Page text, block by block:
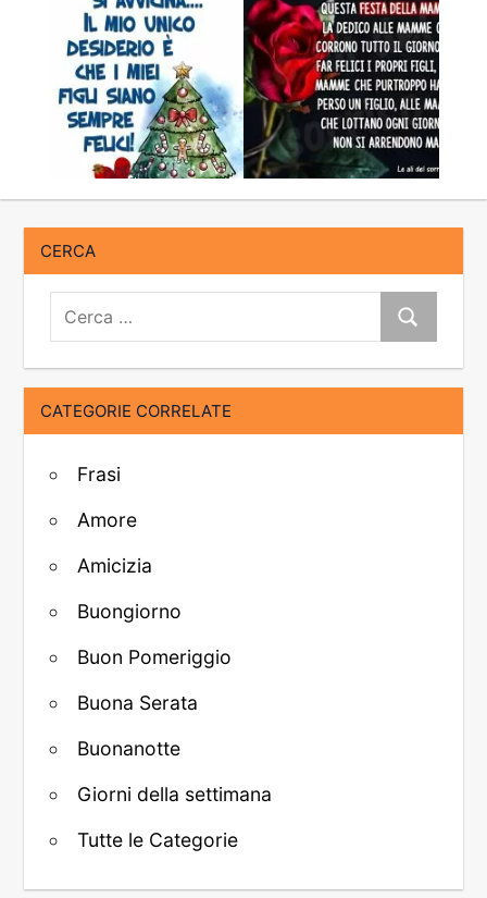
CERCA
Cerca:
Cerca
CATEGORIE CORRELATE
Frasi
Amore
Amicizia
Buongiorno
Buon Pomeriggio
Buona Serata
Buonanotte
Giorni della settimana
Tutte le Categorie